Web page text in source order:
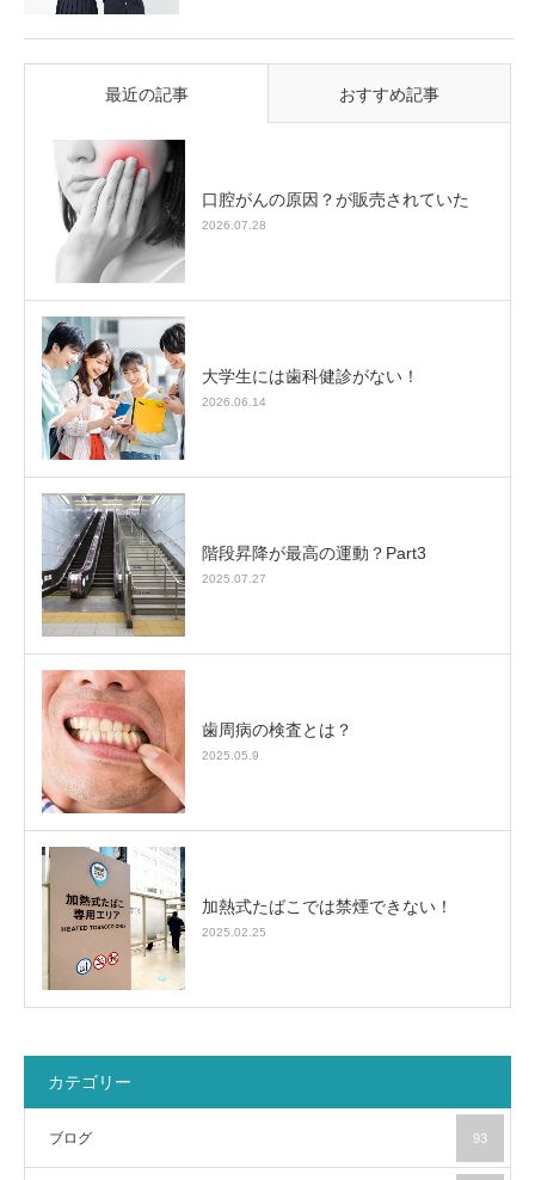
最近の記事 おすすめ記事
口腔がんの原因？が販売されていた
2026.07.28
大学生には歯科健診がない！
2026.06.14
階段昇降が最高の運動？Part3
2025.07.27
歯周病の検査とは？
2025.05.9
加熱式たばこでは禁煙できない！
2025.02.25
カテゴリー
ブログ 93